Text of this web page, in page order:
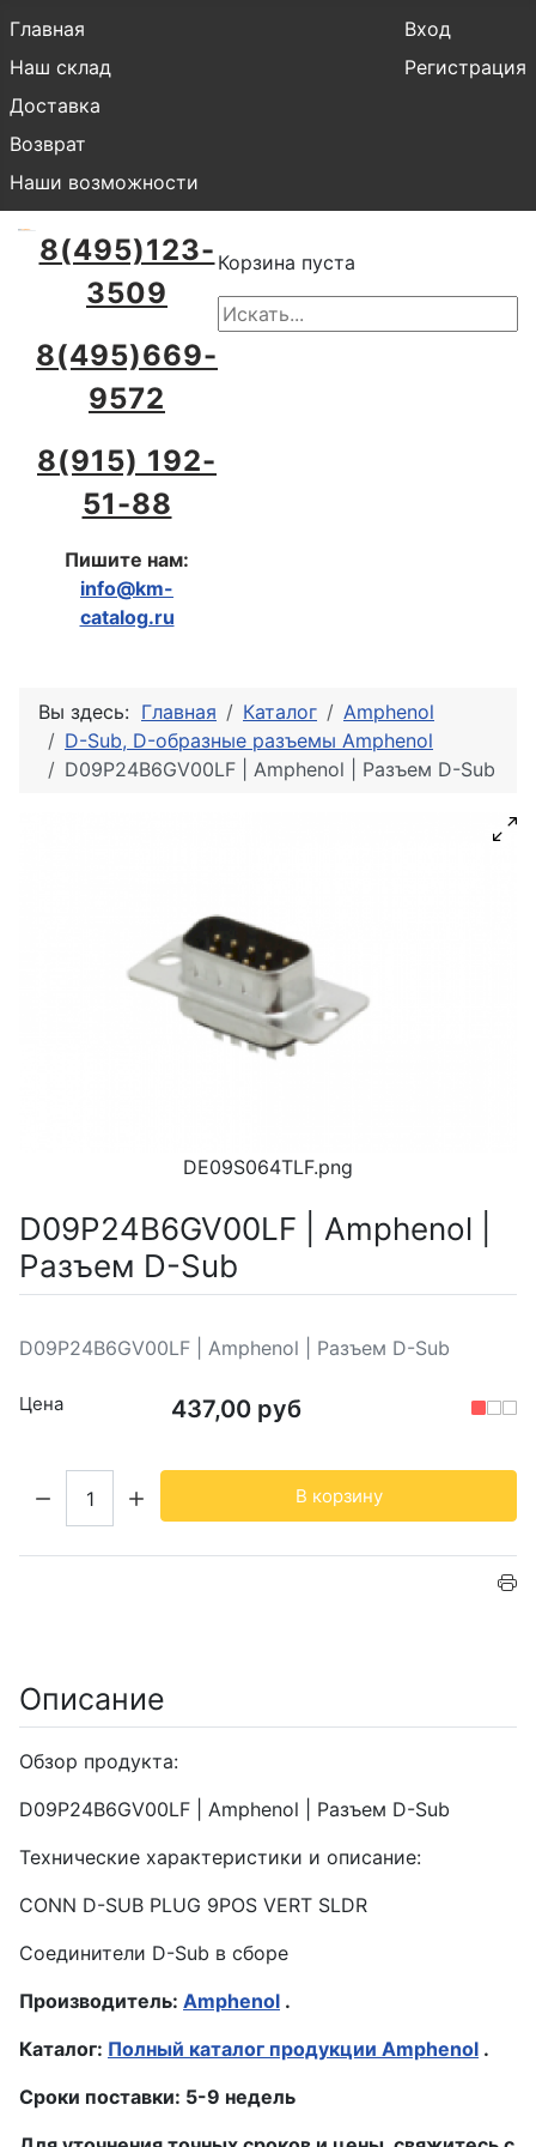
Главная
Наш склад
Доставка
Возврат
Наши возможности
Вход
Регистрация
8(495)123-
3509
8(495)669-
9572
8(915) 192-
51-88
Пишите нам:
info@km-
catalog.ru
Корзина пуста
Вы здесь: Главная Каталог
Amphenol
D-Sub, D-образные разъемы Amphenol
D09P24B6GV00LF | Amphenol | Разъем D-Sub
DE09S064TLF.png
D09P24B6GV00LF | Amphenol |
Разъем D-Sub
D09P24B6GV00LF | Amphenol | Разъем D-Sub
Цена 437,00 руб
В корзину
Описание
Обзор продукта:
D09P24B6GV00LF | Amphenol | Разъем D-Sub
Технические характеристики и описание:
CONN D-SUB PLUG 9POS VERT SLDR
Соединители D-Sub в сборе
Производитель: Amphenol .
Каталог: Полный каталог продукции Amphenol .
Сроки поставки: 5-9 недель